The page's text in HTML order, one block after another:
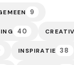
9
40
INSPIRATIE 38